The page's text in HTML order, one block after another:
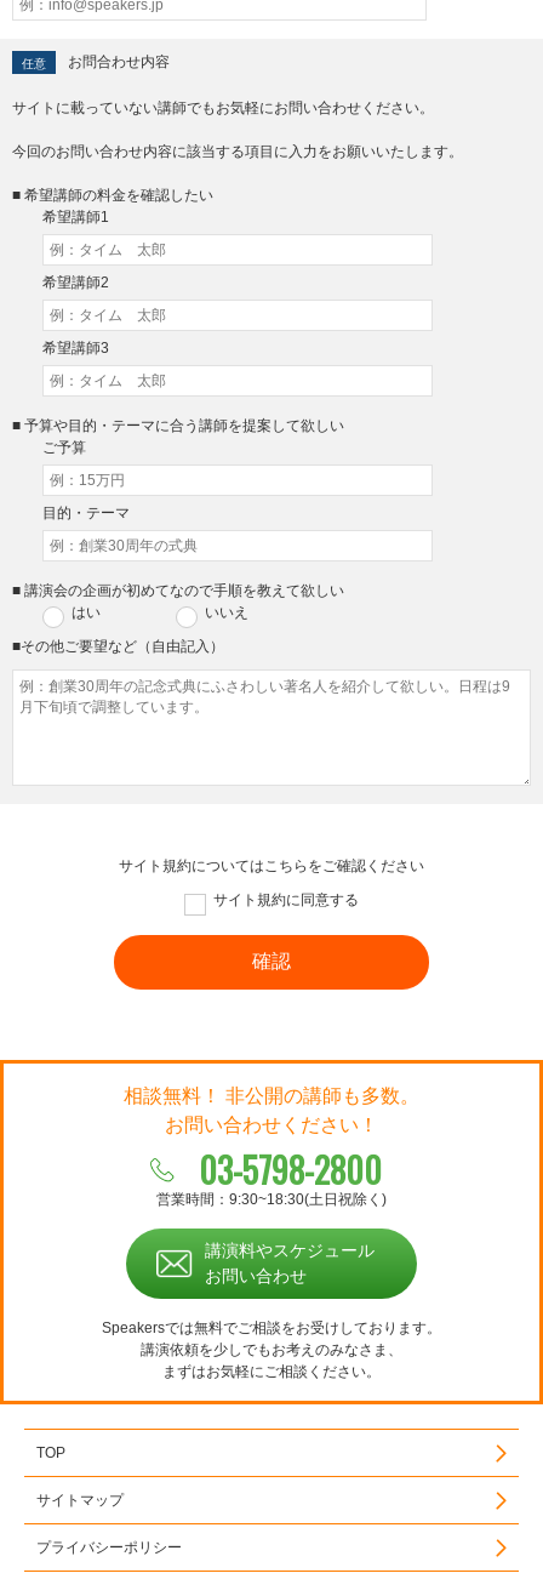
任意 お問合わせ内容
サイトに載っていない講師でもお気軽にお問い合わせください。
今回のお問い合わせ内容に該当する項目に入力をお願いいたします。
■ 希望講師の料金を確認したい
希望講師1
希望講師2
希望講師3
■ 予算や目的・テーマに合う講師を提案して欲しい
ご予算
目的・テーマ
■ 講演会の企画が初めてなので手順を教えて欲しい
はい
いいえ
■その他ご要望など（自由記入）
サイト規約についてはこちら をご確認ください
サイト規約に同意する
相談無料！ 非公開の講師も多数。
お問い合わせください！
03-5798-2800
営業時間：9:30~18:30(土日祝除く)
講演料やスケジュール
お問い合わせ
Speakersでは無料でご相談をお受けしております。
講演依頼を少しでもお考えのみなさま、
まずはお気軽にご相談ください。
TOP
サイトマップ
プライバシーポリシー